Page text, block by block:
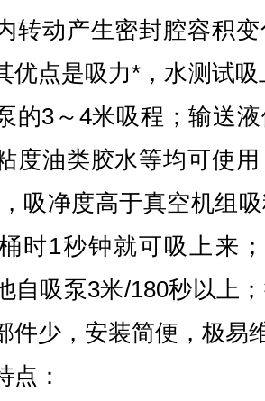
转动产生密封腔容积
优点是吸力*，水测试
的3～4米吸程；输送
度油类胶水等均可使
吸净度高于真空机组
时1秒钟就可吸上来
自吸泵3米/180秒以上
件少，安装简便，极易
点：